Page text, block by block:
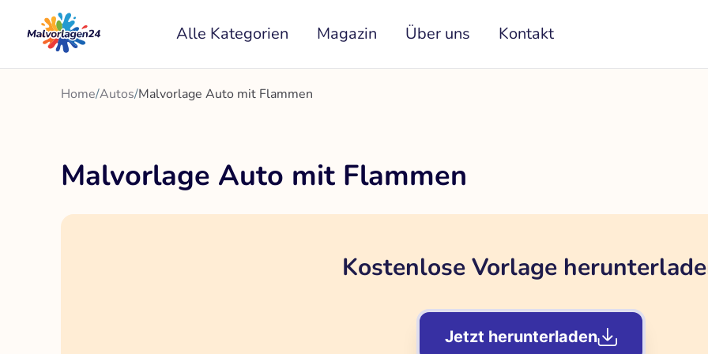
Inhalt
springen
Alle Kategorien Magazin Über uns Kontakt
Home/Autos/Malvorlage Auto mit Flammen
Malvorlage Auto mit Flammen
Kostenlose Vorlage
Jetzt herunterladen